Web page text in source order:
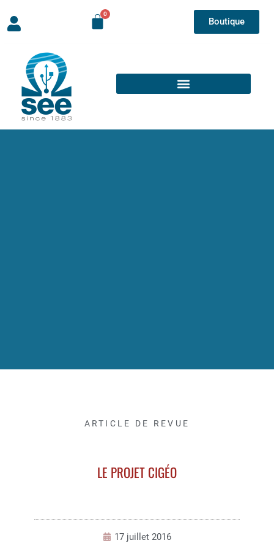
Boutique
ARTICLE DE REVUE
LE PROJET CIGÉO
17 juillet 2016